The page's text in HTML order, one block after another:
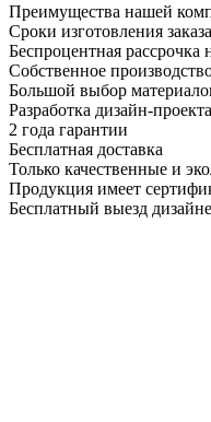
Преимущества нашей
Сроки изготовления
Беспроцентная рассрочка
Собственное
Большой выбор
Разработка дизайн-
2 года гарантии
Бесплатная доставка
Только качественные и
Продукция имеет
Бесплатный выезд